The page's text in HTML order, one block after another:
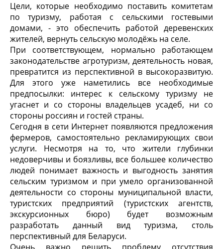
Цели, которые необходимо поставить комитетам
по туризму, работая с сельскими гостевыми
домами, - это обеспечить работой деревенских
жителей, вернуть сельскую молодёжь на селе.
При соответствующем, нормально работающем
законодательстве агротуризм, деятельность новая,
превратится из перспективной в высокоразвитую.
Для этого уже наметились все необходимые
предпосылки: интерес к сельскому туризму не
угаснет и со стороны владельцев усадеб, ни со
стороны россиян и гостей страны.
Сегодня в сети Интернет появляются предложения
фермеров, самостоятельно рекламирующих свои
услуги. Несмотря на то, что жители глубинки
недоверчивы и боязливы, все большее количество
людей понимает важность и выгодность занятия
сельским туризмом и при умело организованной
деятельности со стороны муниципальной власти,
туристских предприятий (туристских агентств,
экскурсионных бюро) будет возможным
разработать данный вид туризма, столь
перспективный для Беларуси.